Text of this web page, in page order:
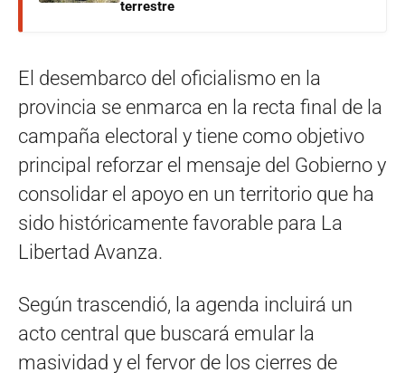
terrestre
El desembarco del oficialismo en la
provincia se enmarca en la recta final de la
campaña electoral y tiene como objetivo
principal reforzar el mensaje del Gobierno y
consolidar el apoyo en un territorio que ha
sido históricamente favorable para La
Libertad Avanza.
Según trascendió, la agenda incluirá un
acto central que buscará emular la
masividad y el fervor de los cierres de